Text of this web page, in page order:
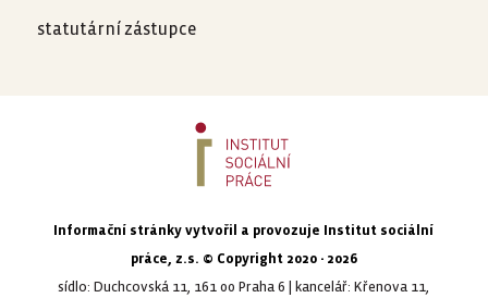
statutární zástupce
Informační stránky vytvořil a provozuje Institut sociální
práce, z.s. © Copyright 2020 - 2026
sídlo: Duchcovská 11, 161 00 Praha 6 | kancelář: Křenova 11,